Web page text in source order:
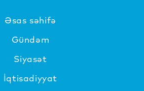
Əsas səhifə
Gündəm
Siyasət
İqtisadiyyat